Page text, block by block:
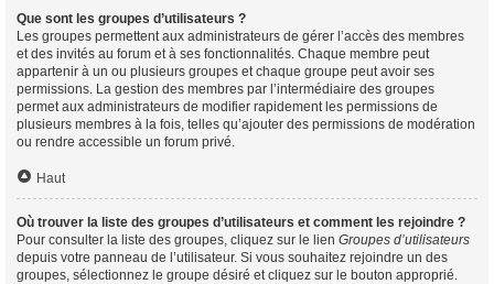
Que sont les groupes d’utilisateurs ?
Les groupes permettent aux administrateurs de gérer l’accès des membres
et des invités au forum et à ses fonctionnalités. Chaque membre peut
appartenir à un ou plusieurs groupes et chaque groupe peut avoir ses
permissions. La gestion des membres par l’intermédiaire des groupes
permet aux administrateurs de modifier rapidement les permissions de
plusieurs membres à la fois, telles qu’ajouter des permissions de modération
ou rendre accessible un forum privé.
Haut
Où trouver la liste des groupes d’utilisateurs et comment les rejoindre ?
Pour consulter la liste des groupes, cliquez sur le lien Groupes d’utilisateurs
depuis votre panneau de l’utilisateur. Si vous souhaitez rejoindre un des
groupes, sélectionnez le groupe désiré et cliquez sur le bouton approprié.